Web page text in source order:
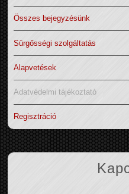
Összes bejegyzésünk
Sürgősségi szolgáltatás
Alapvetések
Adatvédelmi tájékoztató
Regisztráció